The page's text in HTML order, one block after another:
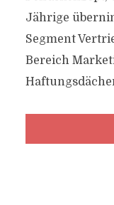
Jährige
Segment
Bereich